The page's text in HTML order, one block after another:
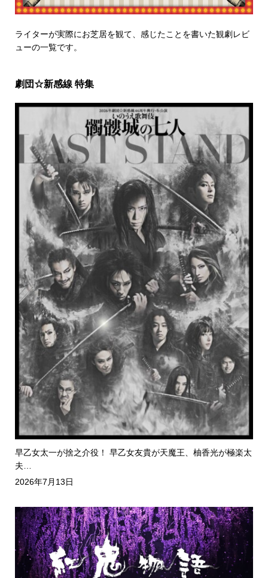
ライターが実際にお芝居を観て、感じたことを書いた観劇レビ
ューの一覧です。
劇団☆新感線 特集
早乙女太一が捨之介役！ 早乙女友貴が天魔王、柚香光が極楽太
夫…
2026年7月13日